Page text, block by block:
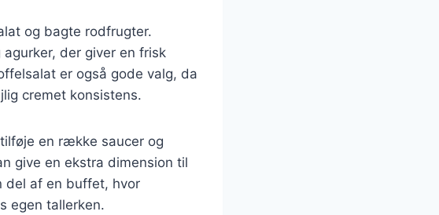
og bagte rodfrugter.
der giver en frisk
er også gode valg, da
cremet konsistens.
en række saucer og
give en ekstra dimension til
del af en buffet, hvor
egen tallerken.